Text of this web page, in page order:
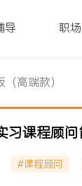
导 职
高端款）
习课程顾问
#课程顾问